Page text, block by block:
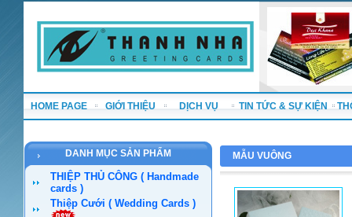
HOME PAGE GIỚI THIỆU DỊCH VỤ TIN TỨC & SỰ KIỆN
DANH MỤC SẢN PHẨM
THIỆP THỦ CÔNG ( Handmade
cards )
Thiệp Cưới ( Wedding Cards )
MẪU VUÔNG